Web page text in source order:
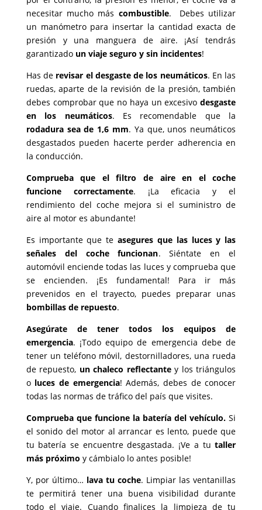
necesitar mucho más combustible. Debes utilizar
un manómetro para insertar la cantidad exacta de
presión y una manguera de aire. ¡Así tendrás
garantizado un viaje seguro y sin incidentes!
Has de revisar el desgaste de los neumáticos. En las
ruedas, aparte de la revisión de la presión, también
debes comprobar que no haya un excesivodesgaste
en los neumáticos. Es recomendable que la
rodadura sea de 1,6 mm. Ya que, unos neumáticos
desgastados pueden hacerte perder adherencia en
la conducción.
Comprueba que el filtro de aire en el coche
funcione correctamente. ¡La eficacia y el
rendimiento del coche mejora si el suministro de
aire al motor es abundante!
Es importante que teasegures que las luces y las
señales del coche funcionan. Siéntate en el
automóvil enciende todas las luces y comprueba que
se encienden. ¡Es fundamental! Para ir más
prevenidos en el trayecto, puedes preparar unas
bombillas de repuesto.
Asegúrate de tener todos los equipos de
emergencia. ¡Todo equipo de emergencia debe de
tener un teléfono móvil, destornilladores, una rueda
de repuesto, un chaleco reflectantey los triángulos
o luces de emergencia! Además, debes de conocer
todas las normas de tráfico del país que visites.
Comprueba que funcione la batería del vehículo. Si
el sonido del motor al arrancar es lento, puede que
tu batería se encuentre desgastada. ¡Ve a tutaller
más próximo y cámbialo lo antes posible!
Y, por último… lava tu coche. Limpiar las ventanillas
te permitirá tener una buena visibilidad durante
todo el viaje. Cuando finalices la limpieza de tu